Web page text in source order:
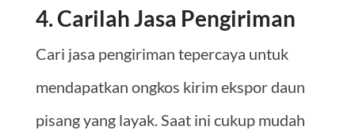
4. Carilah Jasa Pengiriman
Cari jasa pengiriman tepercaya untuk
mendapatkan ongkos kirim ekspor daun
pisang yang layak. Saat ini cukup mudah